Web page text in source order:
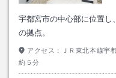
宇都宮市の中心部に位置
の拠点。
アクセス：
ＪＲ東北本線宇
約５分